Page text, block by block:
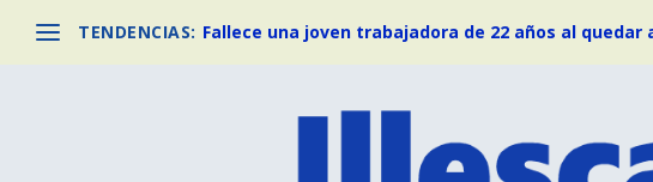
TENDENCIAS: Fallece una joven trabajadora de 22 años al quedar